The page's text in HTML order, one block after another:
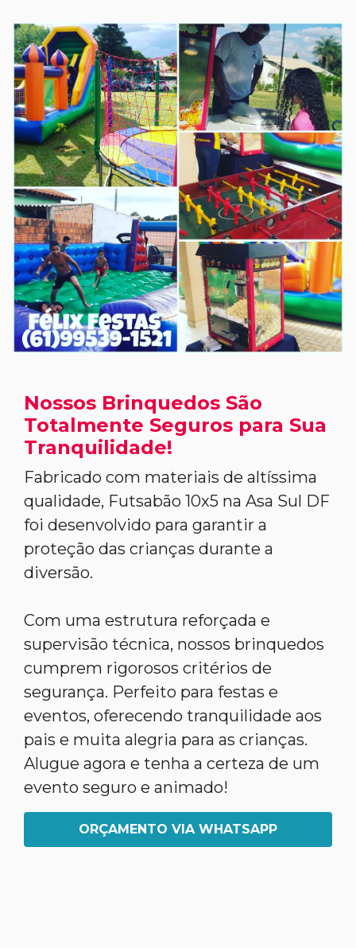
Nossos Brinquedos São
Totalmente Seguros para Sua
Tranquilidade!
Fabricado com materiais de altíssima
qualidade, Futsabão 10x5 na Asa Sul DF
foi desenvolvido para garantir a
proteção das crianças durante a
diversão.
Com uma estrutura reforçada e
supervisão técnica, nossos brinquedos
cumprem rigorosos critérios de
segurança. Perfeito para festas e
eventos, oferecendo tranquilidade aos
pais e muita alegria para as crianças.
Alugue agora e tenha a certeza de um
evento seguro e animado!
ORÇAMENTO VIA WHATSAPP